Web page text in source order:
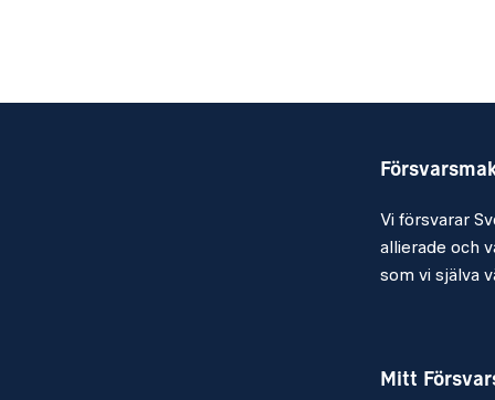
Flerårig tjänstgöring inom
synnerhet
Vi försvarar
allierade och
som vi själva
Mitt